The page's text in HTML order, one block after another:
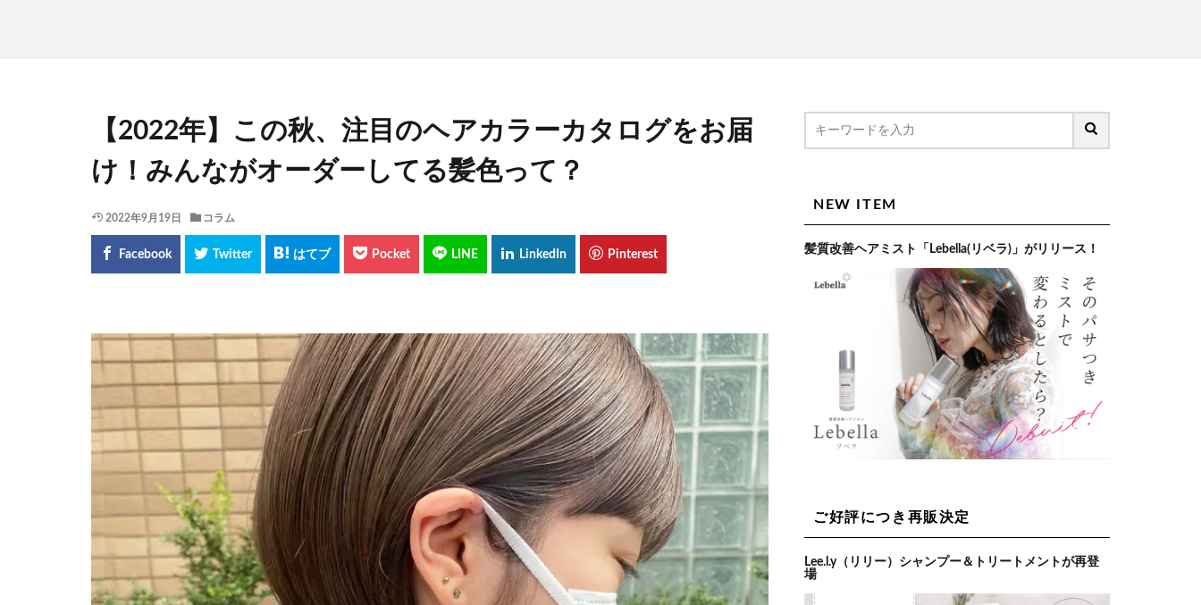
【2022年】この秋、注目のヘアカラーカタログをお届
け！みんながオーダーしてる髪色って？
2022年9月19日 コラム
NEW ITEM
髪質改善ヘアミスト「Lebella(リベラ)」がリリース！
ご好評につき再販決定
Lee.l.y（リリー）シャンプー＆トリートメントが再登
場